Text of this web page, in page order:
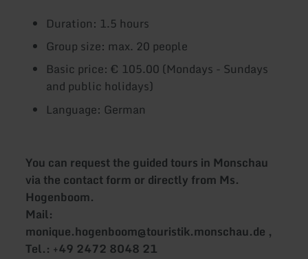
Duration: 1.5 hours
Group size: max. 20 people
Basic price: € 105.00 (Mondays - Sundays
and public holidays)
Language: German
You can request the guided tours in Monschau
via the contact form or directly from Ms.
Hogenboom.
Mail:
monique.hogenboom@touristik.monschau.de ,
Tel.: +49 2472 8048 21